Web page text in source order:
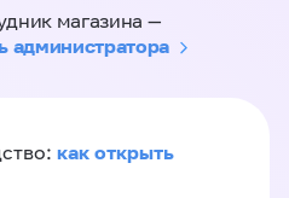
магазина —
администратора
как открыть